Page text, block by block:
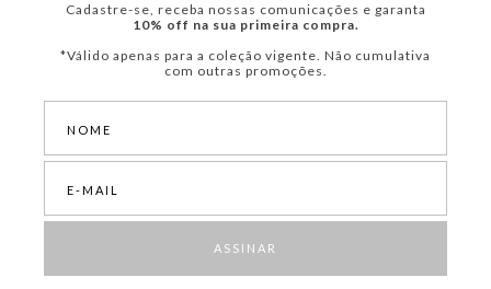
Cadastre-se, receba nossas comunicações e garanta
10% off na sua primeira compra.
*Válido apenas para a coleção vigente. Não cumulativa
com outras promoções.
ASSINAR